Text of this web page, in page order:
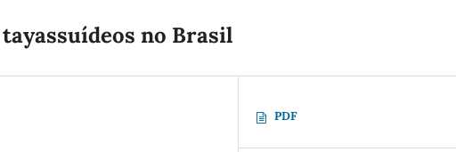
no Brasil
PDF